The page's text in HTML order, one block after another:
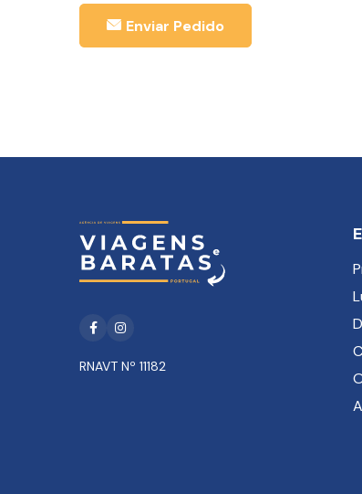
Enviar Pedido
FacebookInstagram
RNAVT Nº 11182